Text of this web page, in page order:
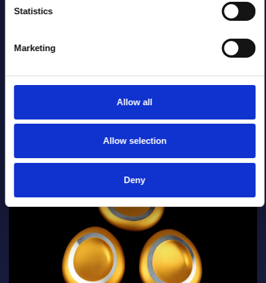
Statistics
Marketing
Allow all
Allow selection
Deny